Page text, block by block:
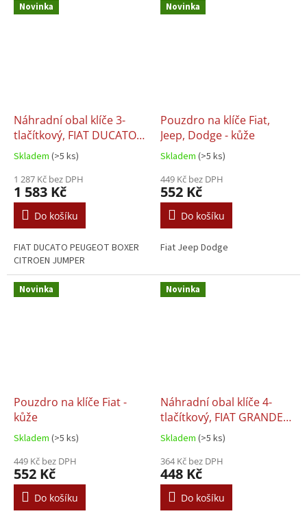
Novinka
Náhradní obal klíče 3-
tlačítkový, FIAT DUCATO,
PEUGEOT BOXER,
CITROEN JUMPER (SIP22)
+ Transpondér
Skladem (>5 ks)
1 287 Kč bez DPH
1 583 Kč
Do košíku
FIAT DUCATO PEUGEOT BOXER
CITROEN JUMPER
Novinka
Pouzdro na klíče Fiat,
Jeep, Dodge - kůže
Skladem (>5 ks)
449 Kč bez DPH
552 Kč
Do košíku
Fiat Jeep Dodge
Novinka
Pouzdro na klíče Fiat -
kůže
Skladem (>5 ks)
449 Kč bez DPH
552 Kč
Do košíku
Novinka
Náhradní obal klíče 4-
tlačítkový, FIAT GRANDE
PUNTO (SIP22)
Skladem (>5 ks)
364 Kč bez DPH
448 Kč
Do košíku